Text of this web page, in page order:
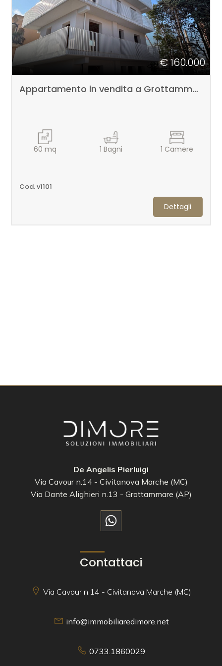
€ 160.000
Appartamento in vendita a Grottammare
60 mq 1 Bagni 1 Camere
Cod. v1101
Dettagli
De Angelis Pierluigi
Via Cavour n.14 - Civitanova Marche (MC)
Via Dante Alighieri n.13 - Grottammare (AP)
Contattaci
Via Cavour n.14 - Civitanova Marche (MC)
info@immobiliaredimore.net
0733.1860029
Posto auto/Box
Balcone/Terrazzo
Nuova costruzione